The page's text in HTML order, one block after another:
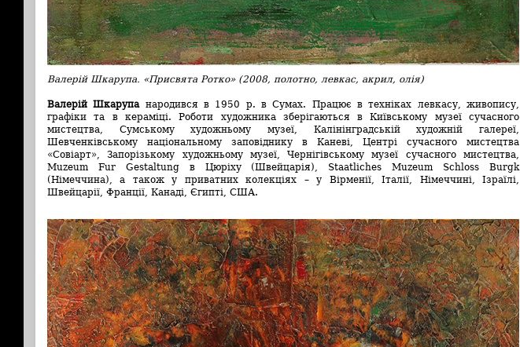
Валерій Шкарупа. «Присвята Ротко» (2008, полотно, левкас, акрил, олія)
Валерій Шкарупанародився в 1950 р. в Сумах. Працює в техніках левкасу, живопису,
графіки та в кераміці. Роботи художника зберігаються в Київському музеї сучасного
мистецтва, Сумському художньому музеї, Калінінградській художній галереї,
Шевченківському національному заповіднику в Каневі, Центрі сучасного мистецтва
«Совіарт», Запорізькому художньому музеї, Чернігівському музеї сучасного мистецтва,
Muzeum Fur Gestaltung в Цюріху (Швейцарія), Staatliches Muzeum Schloss Burgk
(Німеччина), а також у приватних колекціях – у Вірменії, Італії, Німеччині, Ізраїлі,
Швейцарії, Франції, Канаді, Єгипті, США.